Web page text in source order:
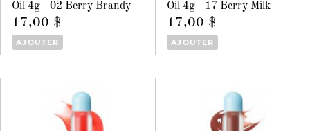
Oil 4g - 02 Berry Brandy
17,00 $
AJOUTER
Oil 4g - 17 Berry Milk
17,00 $
AJOUTER